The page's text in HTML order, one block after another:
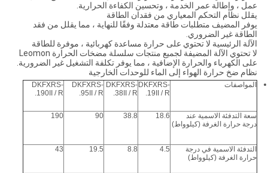
عمل ، وإطالة عمر الخدمة ، وتحسين الكفاءة الحرارية.
يقلل نظام التحكم المعياري من فقدان الطاقة
يوفر المضيف متطلبات طاقة معتدلة وفقًا للنهاية ، مما يقلل من فقد
الطاقة غير الضروري.
الآلة الرئيسية لا تحتوي على حرارة مساعدة كهربائية ، موفرة للطاقة
لا تحتوي الآلة المضيفة لجميع منتجات سلسلة مضخات الحرارة Leomon
على الكهرباء والحرارة الإضافية ، مما يوفر تكلفة التشغيل غير الضرورية.
نظام ضخ حرارة الهواء إلى الماء للوحدات الخارجية
المواصفات
DKFXRS-
19II / R.
DKFXRS-
38II / R.
DKFXRS-
95II / R.
DKFXRS-
190II / R.
سعة التدفئة الاسمية عند
درجة حرارة الغرفة (كيلوواط)
18.6
38.8
90
190
التدفئة الاسمية في درجة
حرارة الغرفة (كيلوواط)
4.5
8.8
19.5
43